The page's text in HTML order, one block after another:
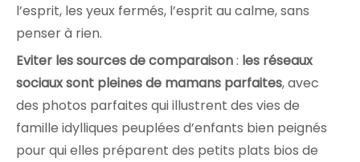
l’esprit, les yeux fermés, l’esprit au calme, sans
penser à rien.
Eviter les sources de comparaison: les réseaux
sociaux sont pleines de mamans parfaites, avec
des photos parfaites qui illustrent des vies de
famille idylliques peuplées d’enfants bien peignés
pour qui elles préparent des petits plats bios de